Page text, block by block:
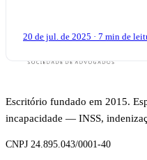
20 de jul. de 2025 · 7 min de
Escritório fundado em 2015.
incapacidade — INSS,
CNPJ 24.895.043/0001-40